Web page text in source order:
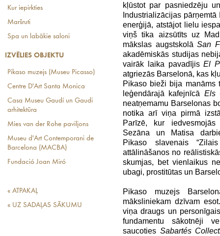
Kur iepirkties
Maršruti
Spa un labākie saloni
IZVĒLIES OBJEKTU
Pikaso muzejs (Museu Picasso)
Centre D'Art Santa Monica
Casa Museu Gaudí un Gaudi
arhitektūra
Mies van der Rohe paviljons
Museu d'Art Contemporani de
Barcelona (MACBA)
Fundació Joan Miró
« ATPAKAĻ
« UZ SADAĻAS SĀKUMU
kļūstot par pasniedzēju
Industrializācijas
enerģijā, atstājot lielu
viņš tika aizsūtīts uz
mākslas augstskolāSan
akadēmiskās studijas
vairāk laika pavadījisEl
atgriezās Barselonā, kas
Pikaso bieži bija
leģendārajā kafejnīcā Els
neatņemamu Barselonas
notika arī viņa pirmā
Parīzē, kur
Sezāna un Matisa
Pikaso slavenais
attālināšanos no
skumjas, bet vienlaikus
ubagi, prostitūtas un
Pikaso muzejs
māksliniekam dzīvam
viņa draugs un
fundamentu sākotnēji
saucoties Sabartés